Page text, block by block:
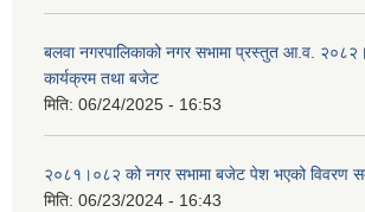
बलवा नगरपालिकाको नगर सभामा प्रस्तुत आ.व.
कार्यक्रम तथा बजेट
मिति: 06/24/2025 - 16:53
२०८१।०८२ को नगर सभामा बजेट पेश भएको विवरण
मिति: 06/23/2024 - 16:43